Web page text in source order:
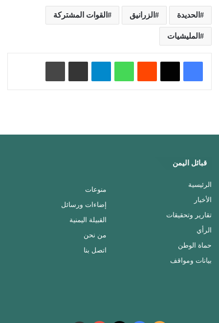
الحديدة الزرانيق القوات المشتركة
المليشيات
واتساب تيلقرام
قبائل اليمن
الرئيسية
الأخبار
تقارير وتحقيقات
الرأي
حماة الوطن
بيانات ومواقف
منوعات
إضاءات ورسائل
القبيلة اليمنية
من نحن
اتصل بنا